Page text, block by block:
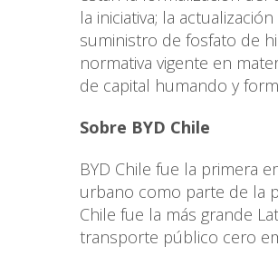
la iniciativa; la
suministro de fosfato de
normativa vigente en
de capital humando y
Sobre BYD Chile
BYD Chile fue la primera
urbano como parte de la
Chile fue la más grande
transporte público cero